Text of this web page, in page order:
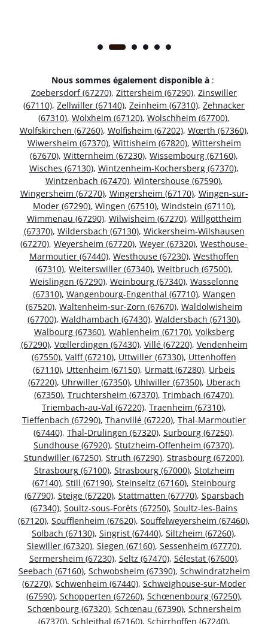
Nous sommes également disponible à :
Zoebersdorf (67270), Zittersheim (67290), Zinswiller
(67110), Zellwiller (67140), Zeinheim (67310), Zehnacker
(67310), Wolxheim (67120), Wolschheim (67700),
Wolfskirchen (67260), Wolfisheim (67202), Wœrth (67360),
Wiwersheim (67370), Wittisheim (67820), Wittersheim
(67670), Witternheim (67230), Wissembourg (67160),
Wisches (67130), Wintzenheim-Kochersberg (67370),
Wintzenbach (67470), Wintershouse (67590),
Wingersheim (67270), Wingersheim (67170), Wingen-sur-
Moder (67290), Wingen (67510), Windstein (67110),
Wimmenau (67290), Wilwisheim (67270), Willgottheim
(67370), Wildersbach (67130), Wickersheim-Wilshausen
(67270), Weyersheim (67720), Weyer (67320), Westhouse-
Marmoutier (67440), Westhouse (67230), Westhoffen
(67310), Weiterswiller (67340), Weitbruch (67500),
Weislingen (67290), Weinbourg (67340), Wasselonne
(67310), Wangenbourg-Engenthal (67710), Wangen
(67520), Waltenheim-sur-Zorn (67670), Waldolwisheim
(67700), Waldhambach (67430), Waldersbach (67130),
Walbourg (67360), Wahlenheim (67170), Volksberg
(67290), Vœllerdingen (67430), Villé (67220), Vendenheim
(67550), Valff (67210), Uttwiller (67330), Uttenhoffen
(67110), Uttenheim (67150), Urmatt (67280), Urbeis
(67220), Uhrwiller (67350), Uhlwiller (67350), Uberach
(67350), Truchtersheim (67370), Trimbach (67470),
Triembach-au-Val (67220), Traenheim (67310),
Tieffenbach (67290), Thanvillé (67220), Thal-Marmoutier
(67440), Thal-Drulingen (67320), Surbourg (67250),
Sundhouse (67920), Stutzheim-Offenheim (67370),
Stundwiller (67250), Struth (67290), Strasbourg (67200),
Strasbourg (67100), Strasbourg (67000), Stotzheim
(67140), Still (67190), Steinseltz (67160), Steinbourg
(67790), Steige (67220), Stattmatten (67770), Sparsbach
(67340), Soultz-sous-Forêts (67250), Soultz-les-Bains
(67120), Soufflenheim (67620), Souffelweyersheim (67460),
Solbach (67130), Singrist (67440), Siltzheim (67260),
Siewiller (67320), Siegen (67160), Sessenheim (67770),
Sermersheim (67230), Seltz (67470), Sélestat (67600),
Seebach (67160), Schwobsheim (67390), Schwindratzheim
(67270), Schwenheim (67440), Schweighouse-sur-Moder
(67590), Schopperten (67260), Schœnenbourg (67250),
Schœnbourg (67320), Schœnau (67390), Schnersheim
(67370), Schleithal (67160), Schirrhoffen (67240),